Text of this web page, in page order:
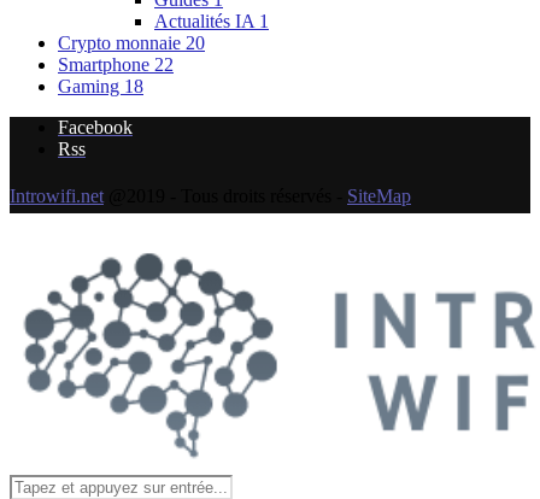
Actualités IA 1
Crypto monnaie 20
Smartphone 22
Gaming 18
Facebook
Rss
Introwifi.net SiteMap